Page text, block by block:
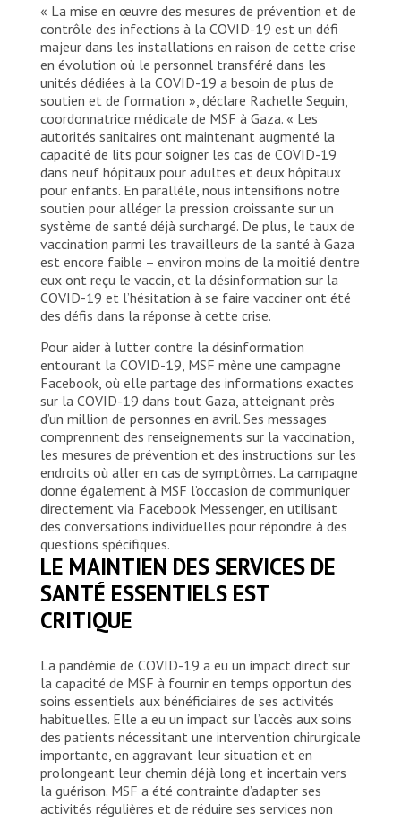
« La mise en œuvre des mesures de prévention et de
contrôle des infections à la COVID-19 est un défi
majeur dans les installations en raison de cette crise
en évolution où le personnel transféré dans les
unités dédiées à la COVID-19 a besoin de plus de
soutien et de formation », déclare Rachelle Seguin,
coordonnatrice médicale de MSF à Gaza. « Les
autorités sanitaires ont maintenant augmenté la
capacité de lits pour soigner les cas de COVID-19
dans neuf hôpitaux pour adultes et deux hôpitaux
pour enfants. En parallèle, nous intensifions notre
soutien pour alléger la pression croissante sur un
système de santé déjà surchargé. De plus, le taux de
vaccination parmi les travailleurs de la santé à Gaza
est encore faible – environ moins de la moitié d’entre
eux ont reçu le vaccin, et la désinformation sur la
COVID-19 et l’hésitation à se faire vacciner ont été
des défis dans la réponse à cette crise.
Pour aider à lutter contre la désinformation
entourant la COVID-19, MSF mène une campagne
Facebook, où elle partage des informations exactes
sur la COVID-19 dans tout Gaza, atteignant près
d’un million de personnes en avril. Ses messages
comprennent des renseignements sur la vaccination,
les mesures de prévention et des instructions sur les
endroits où aller en cas de symptômes. La campagne
donne également à MSF l’occasion de communiquer
directement via Facebook Messenger, en utilisant
des conversations individuelles pour répondre à des
questions spécifiques.
LE MAINTIEN DES SERVICES DE
SANTÉ ESSENTIELS EST
CRITIQUE
La pandémie de COVID-19 a eu un impact direct sur
la capacité de MSF à fournir en temps opportun des
soins essentiels aux bénéficiaires de ses activités
habituelles. Elle a eu un impact sur l’accès aux soins
des patients nécessitant une intervention chirurgicale
importante, en aggravant leur situation et en
prolongeant leur chemin déjà long et incertain vers
la guérison. MSF a été contrainte d’adapter ses
activités régulières et de réduire ses services non